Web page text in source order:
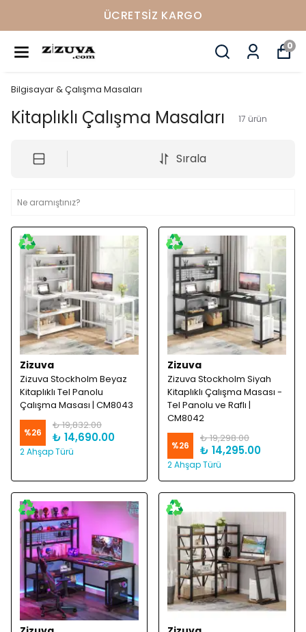
2 Yıl Garanti
0
Bilgisayar & Çalışma Masaları
Kitaplıklı Çalışma Masaları 17 ürün
Sırala
Zizuva
Zizuva Stockholm Beyaz
Kitaplıklı Tel Panolu
Çalışma Masası | CM8043
%26
₺ 19,832.00
₺ 14,690.00
2 Ahşap Türü
Zizuva
Zizuva Stockholm Siyah
Kitaplıklı Çalışma Masası -
Tel Panolu ve Raflı |
CM8042
%26
₺ 19,298.00
₺ 14,295.00
2 Ahşap Türü